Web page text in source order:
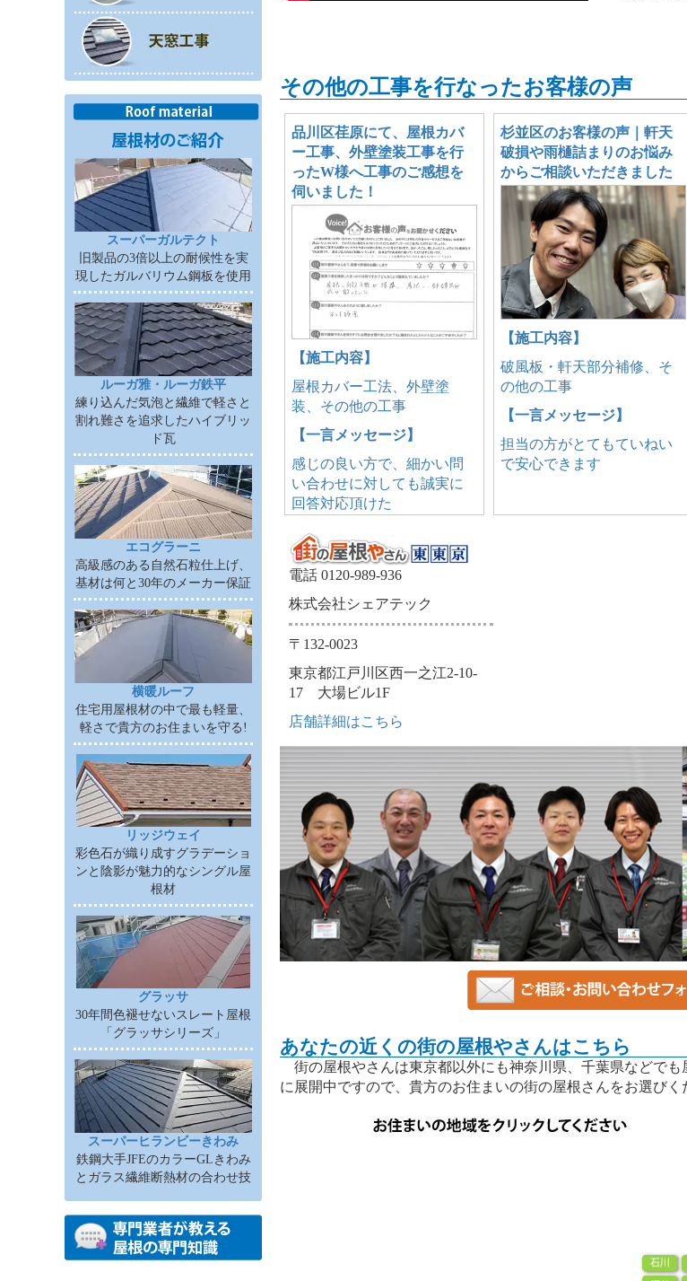
スーパーガルテクト
旧製品の3倍以上の耐候性を実
現したガルバリウム鋼板を使用
ルーガ雅・ルーガ鉄平
練り込んだ気泡と繊維で軽さと
割れ難さを追求したハイブリッ
ド瓦
エコグラーニ
高級感のある自然石粒仕上げ、
基材は何と30年のメーカー保証
横暖ルーフ
住宅用屋根材の中で最も軽量、
軽さで貴方のお住まいを守る!
リッジウェイ
彩色石が織り成すグラデーショ
ンと陰影が魅力的なシングル屋
根材
グラッサ
30年間色褪せないスレート屋根
「グラッサシリーズ」
スーパーヒランビーきわみ
鉄鋼大手JFEのカラーGLきわみ
とガラス繊維断熱材の合わせ技
その他の工事を行なったお客様の声
品川区荏原にて、屋根カバ
ー工事、外壁塗装工事を行
ったW様へ工事のご感想を
伺いました！
【施工内容】
屋根カバー工法、外壁塗
装、その他の工事
【一言メッセージ】
感じの良い方で、細かい問
い合わせに対しても誠実に
回答対応頂けた
杉並区のお客様の声｜軒天
破損や雨樋詰まりのお悩み
からご相談いただきました
【施工内容】
破風板・軒天部分補修、そ
の他の工事
【一言メッセージ】
担当の方がとてもていねい
で安心できます
電話 0120-989-936
株式会社シェアテック
〒132-0023
東京都江戸川区西一之江2-10-
17 大場ビル1F
店舗詳細はこちら
あなたの近くの街の屋根やさんはこちら
街の屋根やさんは東京都以外にも神奈川県、千葉県などでも
に展開中ですので、貴方のお住まいの街の屋根さんをお選びく